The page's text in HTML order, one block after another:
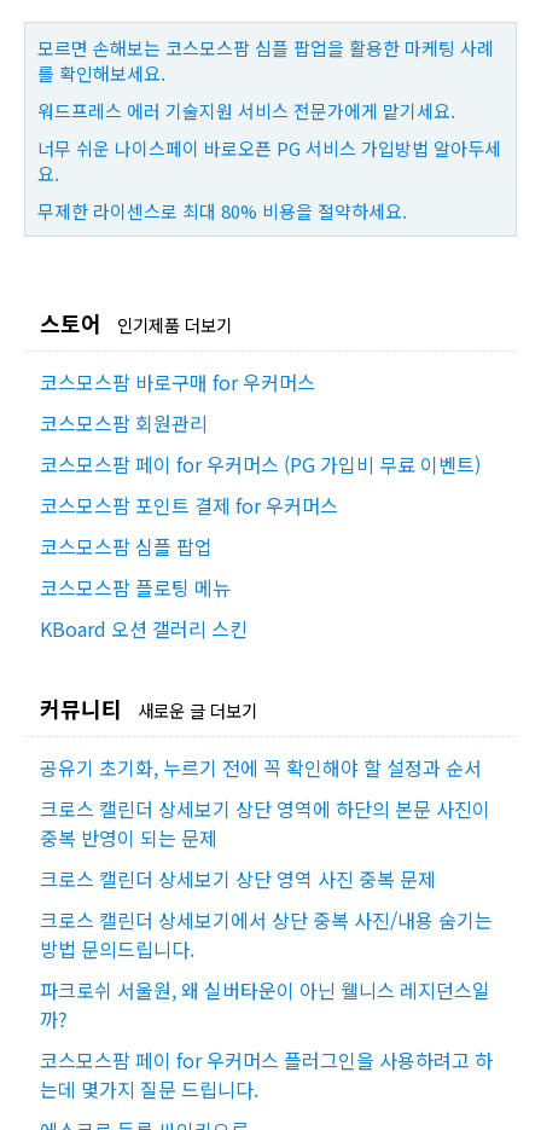
모르면 손해보는 코스모스팜 심플 팝업을 활용한 마케팅 사례
를 확인해보세요.
워드프레스 에러 기술지원 서비스 전문가에게 맡기세요.
너무 쉬운 나이스페이 바로오픈 PG 서비스 가입방법 알아두세
요.
무제한 라이센스로 최대 80% 비용을 절약하세요.
스토어 인기제품 더보기
코스모스팜 바로구매 for 우커머스
코스모스팜 회원관리
코스모스팜 페이 for 우커머스 (PG 가입비 무료 이벤트)
코스모스팜 포인트 결제 for 우커머스
코스모스팜 심플 팝업
코스모스팜 플로팅 메뉴
KBoard 오션 갤러리 스킨
커뮤니티 새로운 글 더보기
공유기 초기화, 누르기 전에 꼭 확인해야 할 설정과 순서
크로스 캘린더 상세보기 상단 영역에 하단의 본문 사진이
중복 반영이 되는 문제
크로스 캘린더 상세보기 상단 영역 사진 중복 문제
크로스 캘린더 상세보기에서 상단 중복 사진/내용 숨기는
방법 문의드립니다.
파크로쉬 서울원, 왜 실버타운이 아닌 웰니스 레지던스일
까?
코스모스팜 페이 for 우커머스 플러그인을 사용하려고 하
는데 몇가지 질문 드립니다.